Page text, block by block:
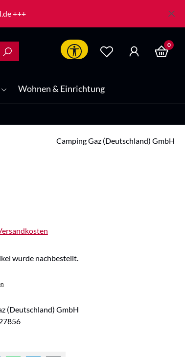
+++
Werkzeugleiste anzeigen
0
Wohnen & Einrichtung
Camping Gaz (Deutschland) GmbH
wurde nachbestellt.
(Deutschland) GmbH